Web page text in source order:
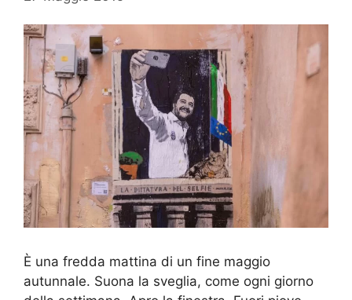
È una fredda mattina di un fine maggio
autunnale. Suona la sveglia, come ogni giorno